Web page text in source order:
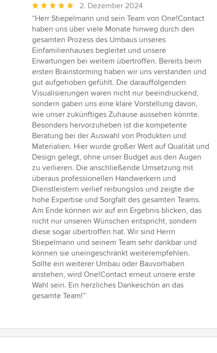
Durchschnittliche
Bewertung:
5
von
5
Sternen
2. Dezember 2024
“Herr Stiepelmann und sein Team von One!Contact
haben uns über viele Monate hinweg durch den
gesamten Prozess des Umbaus unseres
Einfamilienhauses begleitet und unsere
Erwartungen bei weitem übertroffen. Bereits beim
ersten Brainstorming haben wir uns verstanden und
gut aufgehoben gefühlt. Die darauffolgenden
Visualisierungen waren nicht nur beeindruckend,
sondern gaben uns eine klare Vorstellung davon,
wie unser zukünftiges Zuhause aussehen könnte.
Besonders hervorzuheben ist die kompetente
Beratung bei der Auswahl von Produkten und
Materialien. Hier wurde großer Wert auf Qualität und
Design gelegt, ohne unser Budget aus den Augen
zu verlieren. Die anschließende Umsetzung mit
überaus professionellen Handwerkern und
Dienstleistern verlief reibungslos und zeigte die
hohe Expertise und Sorgfalt des gesamten Teams.
Am Ende können wir auf ein Ergebnis blicken, das
nicht nur unseren Wünschen entspricht, sondern
diese sogar übertroffen hat. Wir sind Herrn
Stiepelmann und seinem Team sehr dankbar und
können sie uneingeschränkt weiterempfehlen.
Sollte ein weiterer Umbau oder Bauvorhaben
anstehen, wird One!Contact erneut unsere erste
Wahl sein. Ein herzliches Dankeschön an das
gesamte Team!”